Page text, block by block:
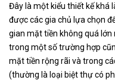
Đây là một kiểu thiết kế khá
được các gia chủ lựa chọn
gian mặt tiền không quá lớn
trong một số trường hợp
mặt tiền rộng rãi và trong
(thường là loại biệt thự có